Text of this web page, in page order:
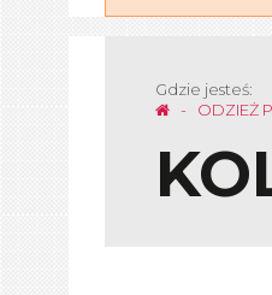
Gdzie jesteś:
ODZIEŻ